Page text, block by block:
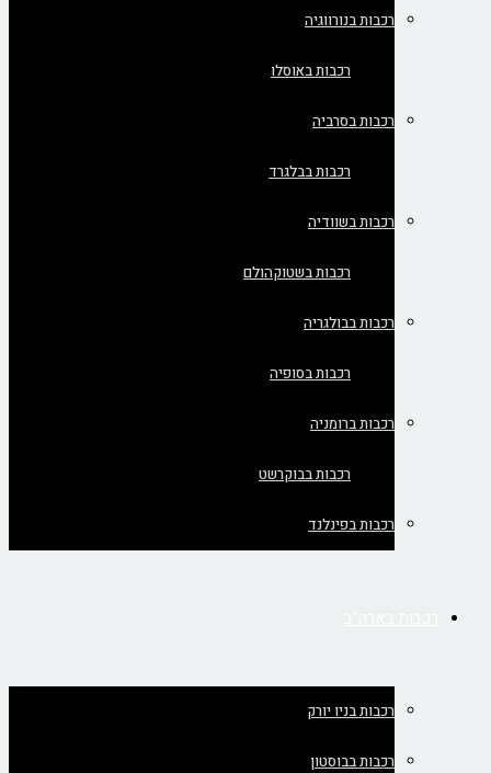
רכבות בנורווגיה
רכבות באוסלו
רכבות בסרביה
רכבות בבלגרד
רכבות בשוודיה
רכבות בשטוקהולם
רכבות בבולגריה
רכבות בסופיה
רכבות ברומניה
רכבות בבוקרשט
רכבות בפינלנד
רכבות בניו יורק
רכבות בבוסטון